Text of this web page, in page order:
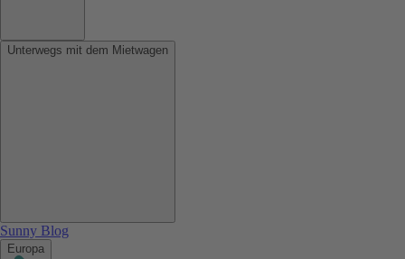
Unterwegs mit dem Mietwagen
Sunny Blog
Europa